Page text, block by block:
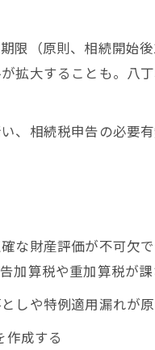
限（原則、相続開始
拡大することも。八
相続税申告の必要
財産評価が不可欠
算税や重加算税が
や特例適用漏れが
作成する